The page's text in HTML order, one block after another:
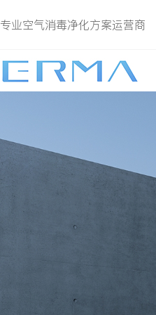
专业空气消毒净化方案运营商